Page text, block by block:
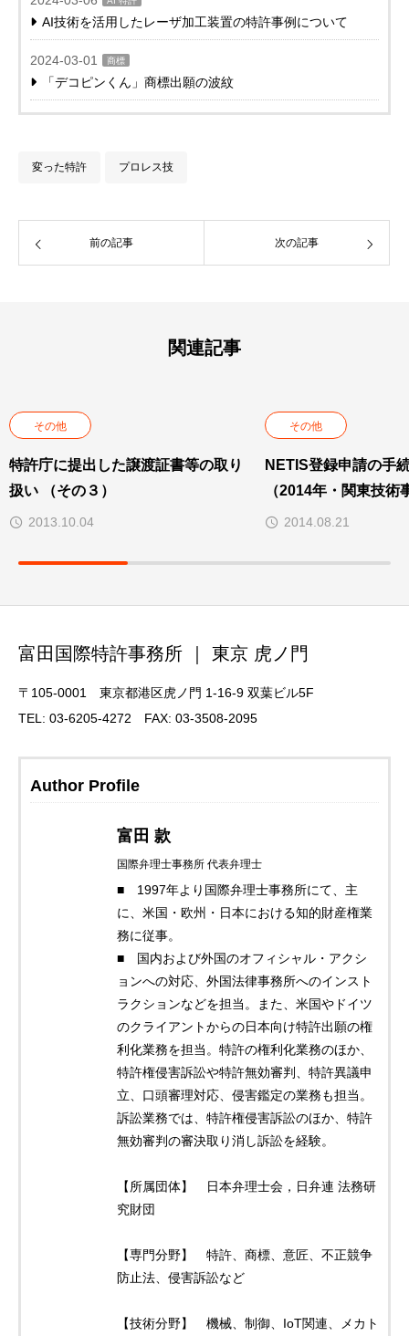
AI技術を活用したレーザ加工装置の特許事例について
2024-03-01 商標
「デコピンくん」商標出願の波紋
変った特許 プロレス技
前の記事 次の記事
関連記事
その他
特許庁に提出した譲渡証書等の取り
扱い （その３）
2013.10.04
その他
NETIS登録申請の手
（2014年・関東技術
2014.08.21
富田国際特許事務所 ｜ 東京 虎ノ門
〒105-0001 東京都港区虎ノ門 1-16-9 双葉ビル5F
TEL: 03-6205-4272 FAX: 03-3508-2095
Author Profile
富田 款
国際弁理士事務所 代表弁理士
■ 1997年より国際弁理士事務所にて、主
に、米国・欧州・日本における知的財産権業
務に従事。
■ 国内および外国のオフィシャル・アクシ
ョンへの対応、外国法律事務所へのインスト
ラクションなどを担当。また、米国やドイツ
のクライアントからの日本向け特許出願の権
利化業務を担当。特許の権利化業務のほか、
特許権侵害訴訟や特許無効審判、特許異議申
立、口頭審理対応、侵害鑑定の業務も担当。
訴訟業務では、特許権侵害訴訟のほか、特許
無効審判の審決取り消し訴訟を経験。
【所属団体】 日本弁理士会，日弁連 法務研
究財団
【専門分野】 特許、商標、意匠、不正競争
防止法、侵害訴訟など
【技術分野】 機械、制御、IoT関連、メカト